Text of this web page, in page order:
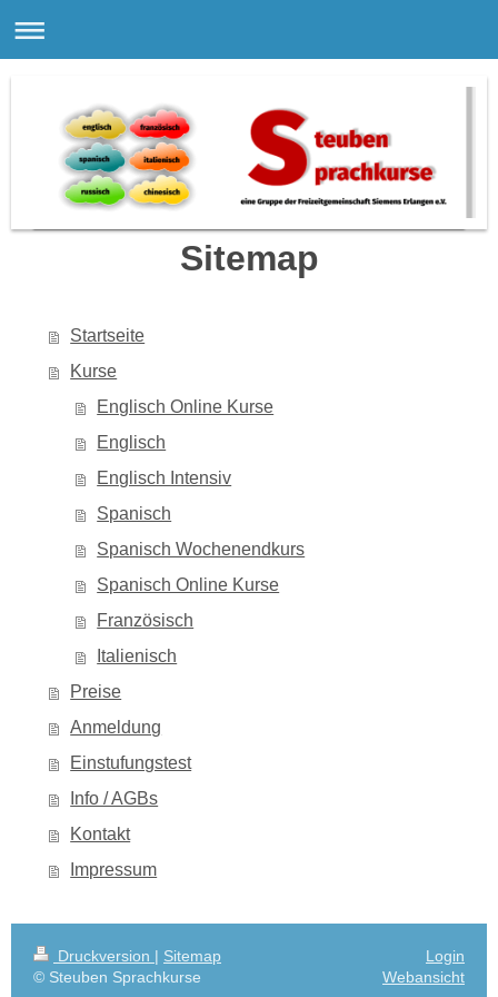
Sitemap
Startseite
Kurse
Englisch Online Kurse
Englisch
Englisch Intensiv
Spanisch
Spanisch Wochenendkurs
Spanisch Online Kurse
Französisch
Italienisch
Preise
Anmeldung
Einstufungstest
Info / AGBs
Kontakt
Impressum
Druckversion | Sitemap
© Steuben Sprachkurse
Login
Webansicht